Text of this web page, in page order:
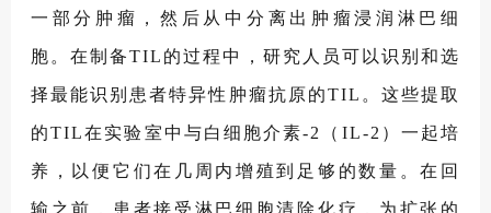
一部分肿瘤，然后从中分离出肿瘤浸润淋巴细
胞。在制备TIL的过程中，研究人员可以识别和选
择最能识别患者特异性肿瘤抗原的TIL。这些提取
的TIL在实验室中与白细胞介素-2（IL-2）一起培
养，以便它们在几周内增殖到足够的数量。在回